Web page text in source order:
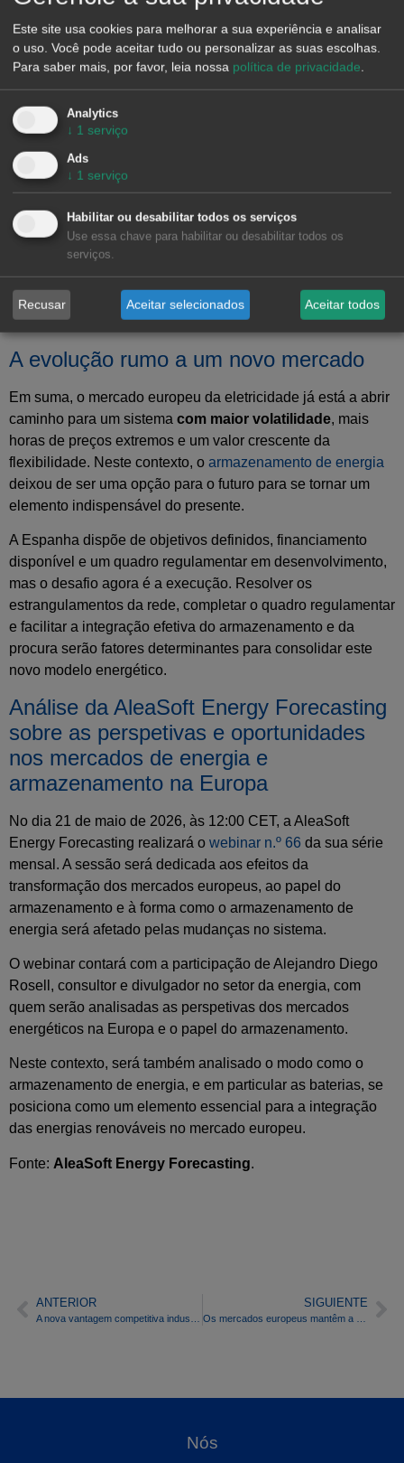
armazenamento. No entanto, ainda há elementos-chave por
definir, como o papel do agregador independente ou a
integração completa do armazenamento no autoconsumo.
Flexibilidade e segurança no
abastecimento
As análises de cobertura do sistema revelam tensões em
determinados cenários, o que reforça o papel do
também operacional, sendo fundamental para garantir a
segurança do abastecimento.
Por sua vez, o mercado começa a valorizar aflexibilidade,
como demonstra o crescimento dos serviços de resposta à
procura, com mais de 1700 MW adjudicados em 2026.
A evolução rumo a um novo mercado
Em suma, o mercado europeu da eletricidade já está a abrir
caminho para um sistema com maior volatilidade, mais
horas de preços extremos e um valor crescente da
flexibilidade. Neste contexto, o armazenamento de energia
deixou de ser uma opção para o futuro para se tornar um
elemento indispensável do presente.
A Espanha dispõe de objetivos definidos, financiamento
disponível e um quadro regulamentar em desenvolvimento,
mas o desafio agora é a execução. Resolver os
estrangulamentos da rede, completar o quadro regulamentar
e facilitar a integração efetiva do armazenamento e da
procura serão fatores determinantes para consolidar este
novo modelo energético.
Análise da AleaSoft Energy Forecasting
sobre as perspetivas e oportunidades
nos mercados de energia e
armazenamento na Europa
No dia 21 de maio de 2026, às 12:00 CET, a AleaSoft
Energy Forecasting realizará o webinar n.º 66 da sua série
mensal. A sessão será dedicada aos efeitos da
transformação dos mercados europeus, ao papel do
armazenamento e à forma como o armazenamento de
energia será afetado pelas mudanças no sistema.
O webinar contará com a participação de Alejandro Diego
Rosell, consultor e divulgador no setor da energia, com
quem serão analisadas as perspetivas dos mercados
energéticos na Europa e o papel do armazenamento.
Neste contexto, será também analisado o modo como o
armazenamento de energia, e em particular as baterias, se
posiciona como um elemento essencial para a integração
das energias renováveis no mercado europeu.
Fonte: AleaSoft Energy Forecasting.
ANTERIOR SIGUIENTE
Nós
Este site usa cookies para melhorar a sua experiência e analisar
o uso. Você pode aceitar tudo ou personalizar as suas escolhas.
Para saber mais, por favor, leia nossa política de privacidade.
Analytics
↓ 1 serviço
Ads
↓ 1 serviço
Habilitar ou desabilitar todos os serviços
Use essa chave para habilitar ou desabilitar todos os
serviços.
Recusar Aceitar selecionados Aceitar todos